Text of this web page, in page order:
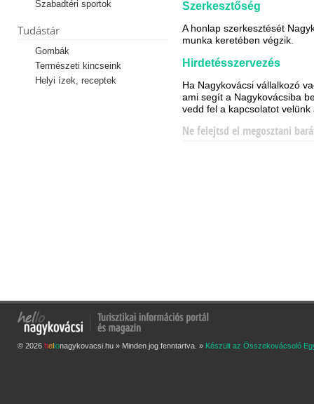
Szabadtéri sportok
Tudástár
Gombák
Természeti kincseink
Helyi ízek, receptek
Szerkesztőség
A honlap szerkesztését
munka keretében végzik.
Hirdetésszervezés
Ha Nagykovácsi vállalkozó
ami segít a Nagykovácsiba
vedd fel a kapcsolatot
Ne felejtsd el megosztani
© 2026 he onagykovacsi.hu » Minden jog fenntartva. » Készült az Összekovácsoló